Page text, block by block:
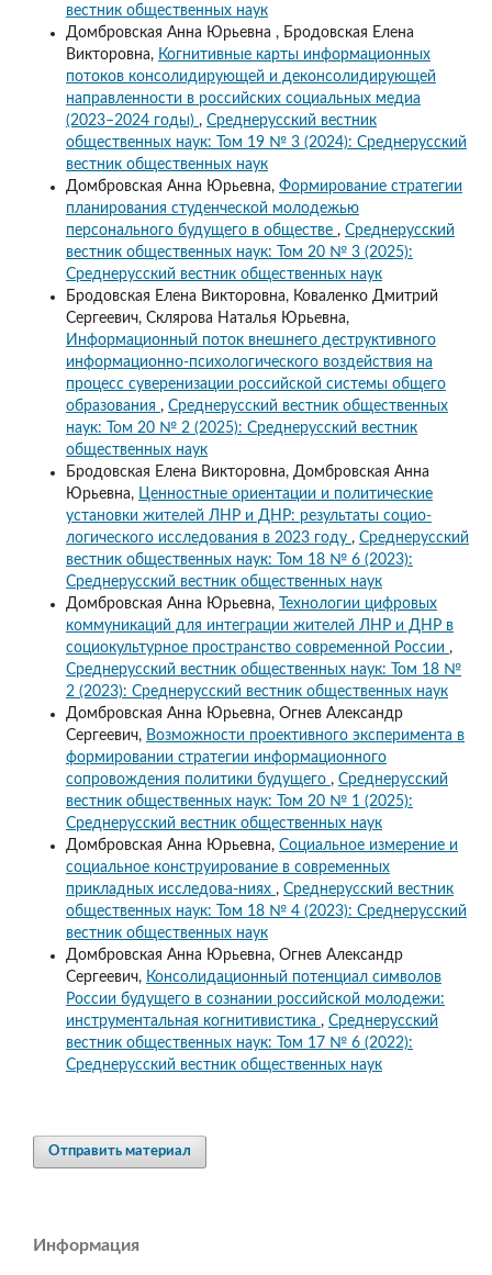
вестник общественных наук
Домбровская Анна Юрьевна , Бродовская Елена
Викторовна, Когнитивные карты информационных
потоков консолидирующей и деконсолидирующей
направленности в российских социальных медиа
(2023–2024 годы) , Среднерусский вестник
общественных наук: Том 19 № 3 (2024): Среднерусский
вестник общественных наук
Домбровская Анна Юрьевна, Формирование стратегии
планирования студенческой молодежью
персонального будущего в обществе , Среднерусский
вестник общественных наук: Том 20 № 3 (2025):
Среднерусский вестник общественных наук
Бродовская Елена Викторовна, Коваленко Дмитрий
Сергеевич, Склярова Наталья Юрьевна,
Информационный поток внешнего деструктивного
информационно-психологического воздействия на
процесс суверенизации российской системы общего
образования , Среднерусский вестник общественных
наук: Том 20 № 2 (2025): Среднерусский вестник
общественных наук
Бродовская Елена Викторовна, Домбровская Анна
Юрьевна, Ценностные ориентации и политические
установки жителей ЛНР и ДНР: результаты социо-
логического исследования в 2023 году , Среднерусский
вестник общественных наук: Том 18 № 6 (2023):
Среднерусский вестник общественных наук
Домбровская Анна Юрьевна,
Технологии цифровых
коммуникаций для интеграции жителей ЛНР и ДНР в
социокультурное пространство современной России ,
Среднерусский вестник общественных наук: Том 18 №
2 (2023): Среднерусский вестник общественных наук
Домбровская Анна Юрьевна, Огнев Александр
Сергеевич, Возможности проективного эксперимента в
формировании стратегии информационного
сопровождения политики будущего , Среднерусский
вестник общественных наук: Том 20 № 1 (2025):
Среднерусский вестник общественных наук
Домбровская Анна Юрьевна, Социальное измерение и
социальное конструирование в современных
прикладных исследова-ниях , Среднерусский вестник
общественных наук: Том 18 № 4 (2023): Среднерусский
вестник общественных наук
Домбровская Анна Юрьевна, Огнев Александр
Сергеевич, Консолидационный потенциал символов
России будущего в сознании российской молодежи:
инструментальная когнитивистика , Среднерусский
вестник общественных наук: Том 17 № 6 (2022):
Среднерусский вестник общественных наук
Отправить материал
Информация